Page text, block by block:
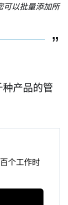
可以批量添加所
种产品的管
个工作时